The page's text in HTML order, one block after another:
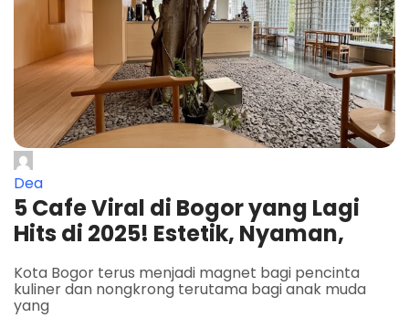
Dea
5 Cafe Viral di Bogor yang Lagi
Hits di 2025! Estetik, Nyaman,
Kota Bogor terus menjadi magnet bagi pencinta
kuliner dan nongkrong terutama bagi anak muda
yang